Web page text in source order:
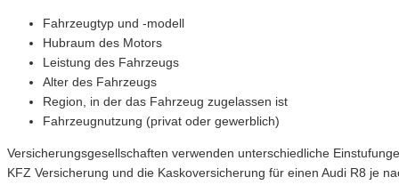
Fahrzeugtyp und -modell
Hubraum des Motors
Leistung des Fahrzeugs
Alter des Fahrzeugs
Region, in der das Fahrzeug zugelassen ist
Fahrzeugnutzung (privat oder gewerblich)
Versicherungsgesellschaften verwenden unterschiedliche
KFZ Versicherung und die Kaskoversicherung für einen Audi R8 je